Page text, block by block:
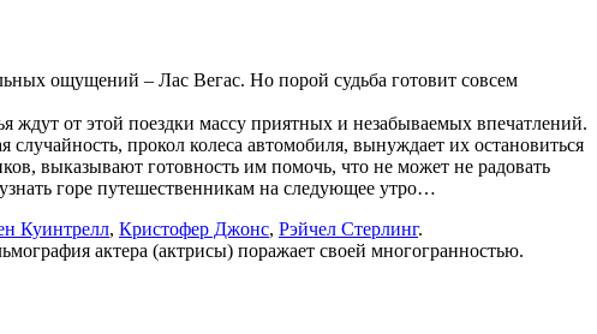
ощущений – Лас Вегас. Но порой судьба готовит совсем
от этой поездки массу приятных и незабываемых впечатлений.
прокол колеса автомобиля, вынуждает их остановиться
выказывают готовность им помочь, что не может не радовать
горе путешественникам на следующее утро…
Куинтрелл, Кристофер Джонс, Рэйчел Стерлинг.
актера (актрисы) поражает своей многогранностью.